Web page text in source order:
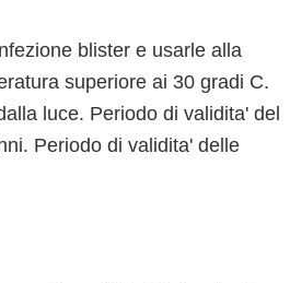
blister e usarle alla
superiore ai 30 gradi C.
luce. Periodo di validita' del
Periodo di validita' delle